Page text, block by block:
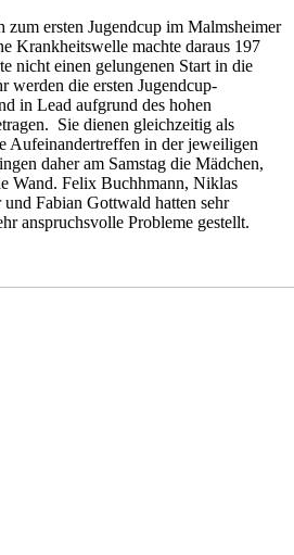
zum ersten Jugendcup im Malmsheimer
Krankheitswelle machte daraus 197
nicht einen gelungenen Start in die
werden die ersten Jugendcup-
in Lead aufgrund des hohen
Sie dienen gleichzeitig als
Aufeinandertreffen in der jeweiligen
daher am Samstag die Mädchen,
Wand. Felix Buchhmann, Niklas
Fabian Gottwald hatten sehr
anspruchsvolle Probleme gestellt.